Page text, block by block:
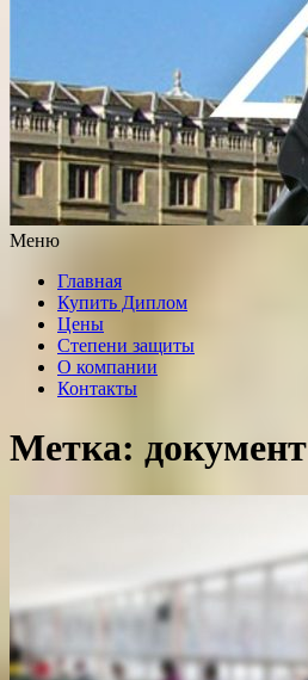
Меню
Главная
Купить Диплом
Цены
Степени защиты
О компании
Контакты
Метка: документ